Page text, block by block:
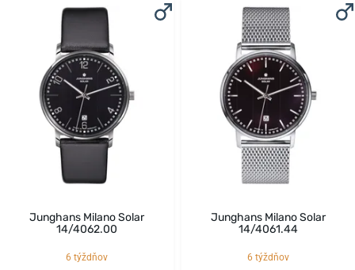
Junghans Milano Solar
14/4062.00
6 týždňov
Junghans Milano Solar
14/4061.44
6 týždňov